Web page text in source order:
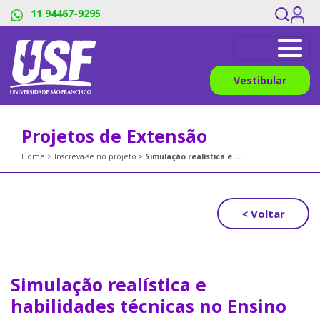
11 94467-9295
Vestibular
Projetos de Extensão
Home Inscreva-se no projeto Simulação realística e habilidades técnicas no Ensino Superior – USF
< Voltar
Simulação realística e
habilidades técnicas no Ensino